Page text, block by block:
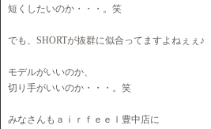
短くしたいのか・・・。笑
でも、SHORTが抜群に似合ってますよねぇぇ♪
モデルがいいのか、
切り手がいいのか・・・。笑
みなさんもａｉｒｆｅｅｌ豊中店に